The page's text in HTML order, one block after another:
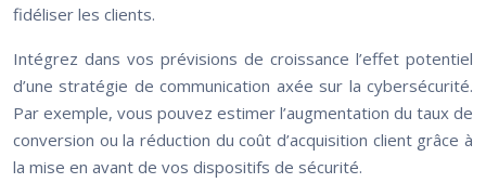
fidéliser les clients.
Intégrez dans vos prévisions de croissance l’effet potentiel
d’une stratégie de communication axée sur la cybersécurité.
Par exemple, vous pouvez estimer l’augmentation du taux de
conversion ou la réduction du coût d’acquisition client grâce à
la mise en avant de vos dispositifs de sécurité.